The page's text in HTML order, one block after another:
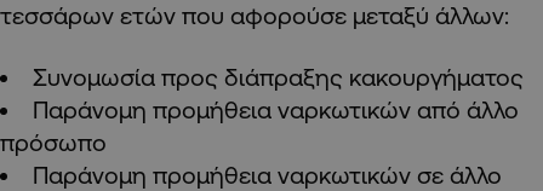
τεσσάρων ετών που αφορούσε μεταξύ άλλων:
Συνομωσία προς διάπραξης κακουργήματος
Παράνομη προμήθεια ναρκωτικών από άλλο
πρόσωπο
Παράνομη προμήθεια ναρκωτικών σε άλλο